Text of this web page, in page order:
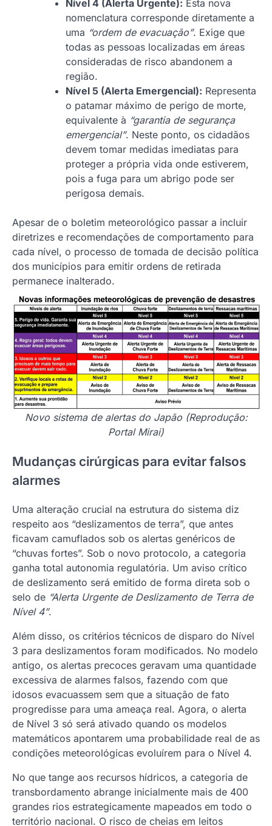
Nível 4 (Alerta Urgente): Esta nova
nomenclatura corresponde diretamente a
uma “ordem de evacuação”. Exige que
todas as pessoas localizadas em áreas
consideradas de risco abandonem a
região.
Nível 5 (Alerta Emergencial): Representa
o patamar máximo de perigo de morte,
equivalente à “garantia de segurança
emergencial”. Neste ponto, os cidadãos
devem tomar medidas imediatas para
proteger a própria vida onde estiverem,
pois a fuga para um abrigo pode ser
perigosa demais.
Apesar de o boletim meteorológico passar a incluir
diretrizes e recomendações de comportamento para
cada nível, o processo de tomada de decisão política
dos municípios para emitir ordens de retirada
permanece inalterado.
Novo sistema de alertas do Japão (Reprodução:
Portal Mirai)
Mudanças cirúrgicas para evitar falsos
alarmes
Uma alteração crucial na estrutura do sistema diz
respeito aos “deslizamentos de terra”, que antes
ficavam camuflados sob os alertas genéricos de
“chuvas fortes”. Sob o novo protocolo, a categoria
ganha total autonomia regulatória. Um aviso crítico
de deslizamento será emitido de forma direta sob o
selo de “Alerta Urgente de Deslizamento de Terra de
Nível 4”.
Além disso, os critérios técnicos de disparo do Nível
3 para deslizamentos foram modificados. No modelo
antigo, os alertas precoces geravam uma quantidade
excessiva de alarmes falsos, fazendo com que
idosos evacuassem sem que a situação de fato
progredisse para uma ameaça real. Agora, o alerta
de Nível 3 só será ativado quando os modelos
matemáticos apontarem uma probabilidade real de as
condições meteorológicas evoluírem para o Nível 4.
No que tange aos recursos hídricos, a categoria de
transbordamento abrange inicialmente mais de 400
grandes rios estrategicamente mapeados em todo o
território nacional. O risco de cheias em leitos